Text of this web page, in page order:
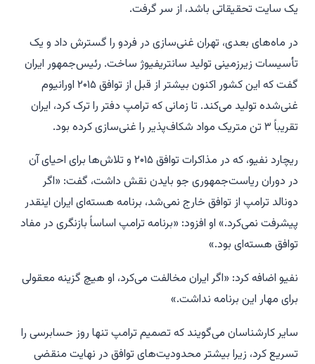
یک سایت تحقیقاتی باشد، از سر گرفت.
در ماه‌های بعدی، تهران غنی‌سازی در فردو را گسترش داد و یک
تأسیسات زیرزمینی تولید سانتریفیوژ ساخت. رئیس‌جمهور ایران
گفت که این کشور اکنون بیشتر از قبل از توافق ۲۰۱۵ اورانیوم
غنی‌شده تولید می‌کند. تا زمانی که ترامپ دفتر را ترک کرد، ایران
تقریباً ۳ تن متریک مواد شکاف‌پذیر را غنی‌سازی کرده بود.
ریچارد نفیو، که در مذاکرات توافق ۲۰۱۵ و تلاش‌ها برای احیای آن
در دوران ریاست‌جمهوری جو بایدن نقش داشت، گفت: «اگر
دونالد ترامپ از توافق خارج نمی‌شد، برنامه هسته‌ای ایران اینقدر
پیشرفت نمی‌کرد.» او افزود: «برنامه ترامپ اساساً بازنگری در مفاد
توافق هسته‌ای بود.»
نفیو اضافه کرد: «اگر ایران مخالفت می‌کرد، او هیچ گزینه معقولی
برای مهار این برنامه نداشت.»
سایر کارشناسان می‌گویند که تصمیم ترامپ تنها روز حسابرسی را
تسریع کرد، زیرا بیشتر محدودیت‌های توافق در نهایت منقضی